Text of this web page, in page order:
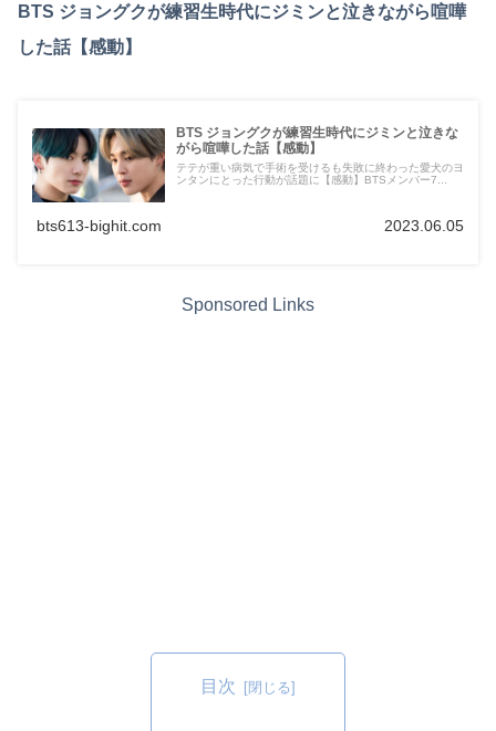
BTS ジョングクが練習生時代にジミンと泣きながら喧嘩
した話【感動】
BTS ジョングクが練習生時代にジミンと泣きな
がら喧嘩した話【感動】
テテが重い病気で手術を受けるも失敗に終わった愛犬のヨ
ンタンにとった行動が話題に【感動】BTSメンバー7...
bts613-bighit.com 2023.06.05
Sponsored Links
目次